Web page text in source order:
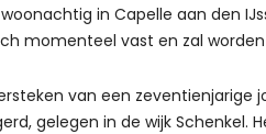
in Capelle aan den
momenteel vast en zal
van een zeventienjarige
gelegen in de wijk Schenkel.